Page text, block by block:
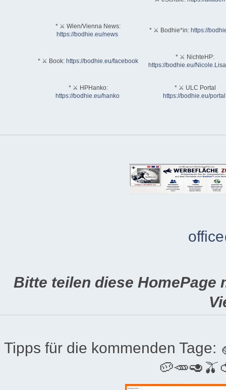
* ⚔ Wien/Vienna News:
https://bodhie.eu/news
* ⚔ Bodhie*in: https://
* ⚔ Book: https://bodhie.eu/facebook
* ⚔ NichteHP:
https://bodhie.eu/
* ⚔ HPHanko:
https://bodhie.eu/hanko
* ⚔ ULC Portal
https://bodhie.eu/portal
Bitte teilen diese HomePage
Tipps für die kommenden